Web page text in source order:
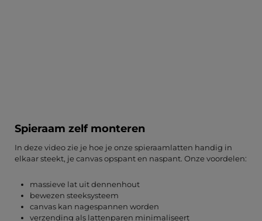
Spieraam zelf monteren
In deze video zie je hoe je onze spieraamlatten handig in
elkaar steekt, je canvas opspant en naspant. Onze voordelen:
massieve lat uit dennenhout
bewezen steeksysteem
canvas kan nagespannen worden
verzending als lattenparen minimaliseert